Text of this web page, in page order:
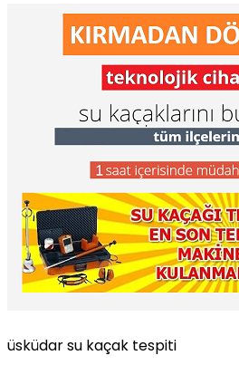
üsküdar su kaçak tespiti